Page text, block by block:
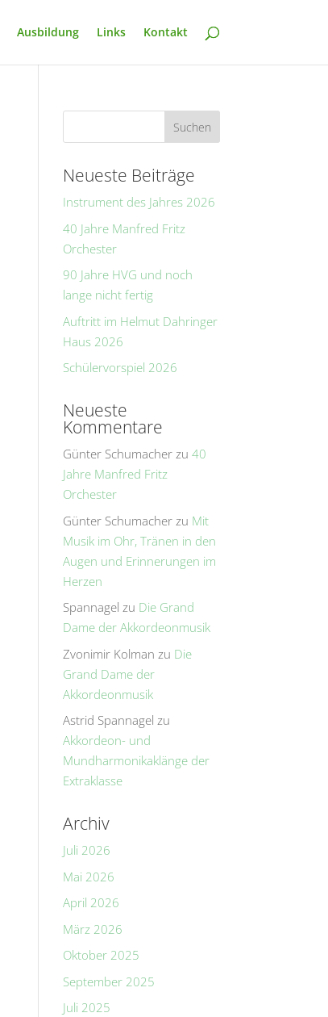
Ausbildung Links Kontakt
Neueste Beiträge
Instrument des Jahres 2026
40 Jahre Manfred Fritz
Orchester
90 Jahre HVG und noch
lange nicht fertig
Auftritt im Helmut Dahringer
Haus 2026
Schülervorspiel 2026
Neueste
Kommentare
Günter Schumacher zu40
Jahre Manfred Fritz
Orchester
Günter Schumacher zu Mit
Musik im Ohr, Tränen in den
Augen und Erinnerungen im
Herzen
Spannagel zu Die Grand
Dame der Akkordeonmusik
Zvonimir Kolman zu Die
Grand Dame der
Akkordeonmusik
Astrid Spannagel zu
Akkordeon- und
Mundharmonikaklänge der
Extraklasse
Archiv
Juli 2026
Mai 2026
April 2026
März 2026
Oktober 2025
September 2025
Juli 2025